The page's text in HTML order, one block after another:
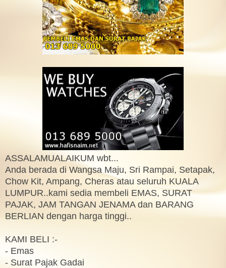
ASSALAMUALAIKUM wbt...
Anda berada di Wangsa Maju, Sri Rampai, Setapak,
Chow Kit, Ampang, Cheras atau seluruh KUALA
LUMPUR..kami sedia membeli EMAS, SURAT
PAJAK, JAM TANGAN JENAMA dan BARANG
BERLIAN dengan harga tinggi..
KAMI BELI :-
- Emas
- Surat Pajak Gadai